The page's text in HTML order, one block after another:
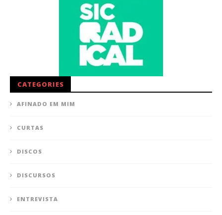
CATEGORIES
AFINADO EM MIM
CURTAS
DISCOS
DISCURSOS
ENTREVISTA